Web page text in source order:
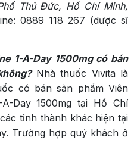
Thủ Đức, Hồ Chí Minh,
0889 118 267 (dược sĩ
1-A-Day 1500mg có bán
Nhà thuốc Vivita là
có bán sản phẩm Viên
Day 1500mg tại Hồ Chí
tỉnh thành khác hiện tại
Trường hợp quý khách ở